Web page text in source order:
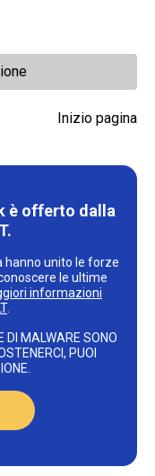
Inizio pagina
è offerto dalla
hanno unito le forze
le ultime
informazioni
.
DI MALWARE SONO
PUOI